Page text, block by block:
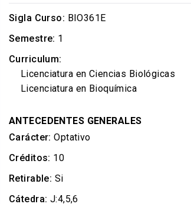
Sigla Curso: BIO361E
Semestre: 1
Curriculum:
Licenciatura en Ciencias Biológicas
Licenciatura en Bioquímica
ANTECEDENTES GENERALES
Carácter: Optativo
Créditos: 10
Retirable: Si
Cátedra: J:4,5,6